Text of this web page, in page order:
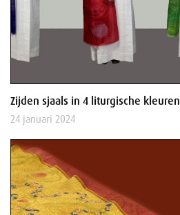
Zijden sjaals in 4 liturgische kleuren
24 januari 2024